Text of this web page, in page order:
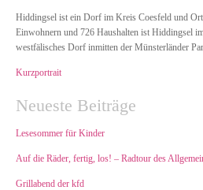
Hiddingsel ist ein Dorf im Kreis Coesfeld und
Einwohnern und 726 Haushalten ist Hiddingsel
westfälisches Dorf inmitten der Münsterländer
Kurzportrait
Neueste Beiträge
Lesesommer für Kinder
Auf die Räder, fertig, los! – Radtour des
Grillabend der kfd